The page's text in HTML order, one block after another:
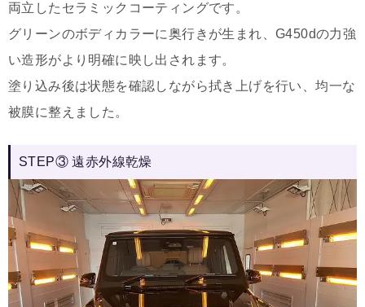
両立したセラミックコーティングです。
グリーンのボディカラーに奥行きが生まれ、G450dの力強
い造形がより明確に映し出されます。
塗り込み後は状態を確認しながら拭き上げを行い、均一な
被膜に整えました。
STEP③ 遠赤外線乾燥